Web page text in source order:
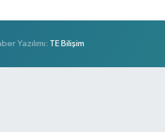
Yazılımı: TE Bilişim